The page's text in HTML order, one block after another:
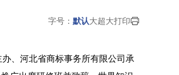
字号： 默认大超大打印
、河北省商标事务所有限公司承